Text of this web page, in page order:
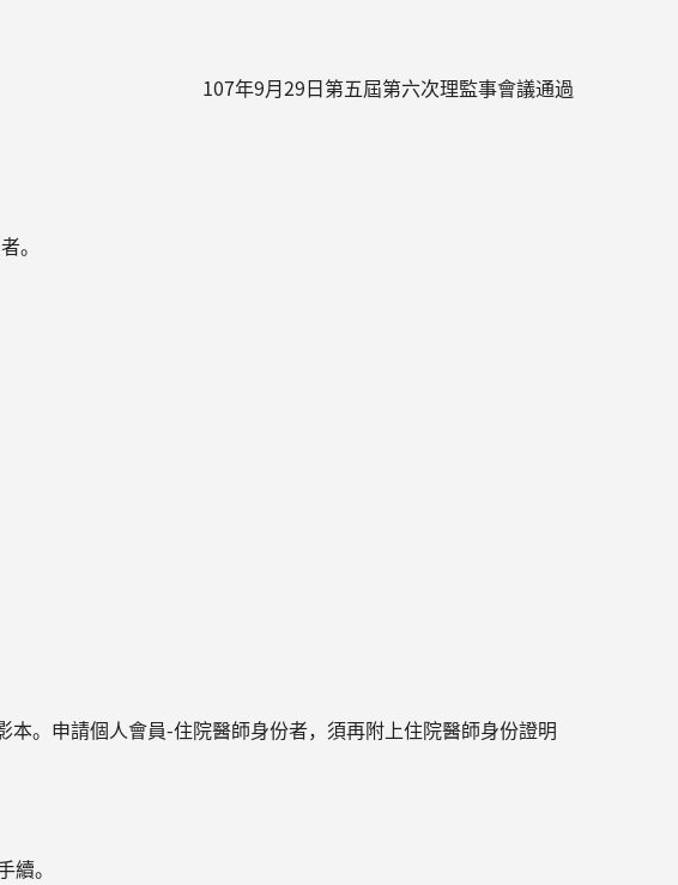
107年9月29日第五屆第六次理監事會議通過
。
。申請個人會員-住院醫師身份者，須再附上住院醫師身份證明
。